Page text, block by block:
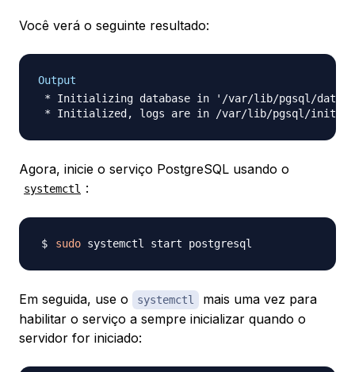
Você verá o seguinte resultado:
Output
* Initializing database in '/var/lib/pgsql/data'
Agora, inicie o serviço PostgreSQL usando o
systemctl :
sudo
Em seguida, use o systemctl
mais uma vez para
habilitar o serviço a sempre inicializar quando o
servidor for iniciado: